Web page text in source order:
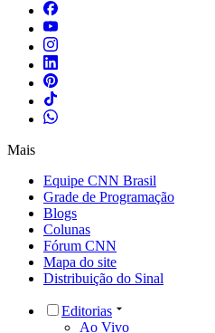
Mais
Equipe CNN Brasil
Grade de Programação
Blogs
Colunas
Fórum CNN
Mapa do site
Distribuição do Sinal
Editorias
Ao Vivo